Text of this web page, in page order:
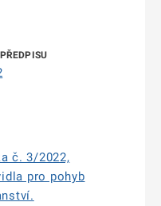
č. 3/2022,
pro pohyb